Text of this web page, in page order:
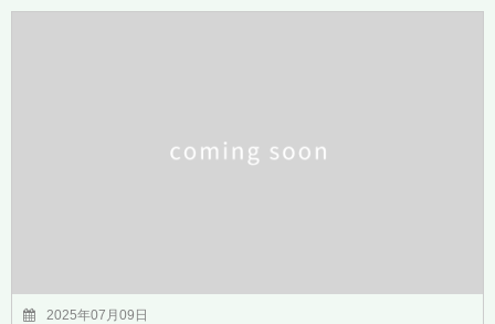
2025年07月09日